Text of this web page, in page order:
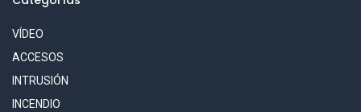
VÍDEO
ACCESOS
INTRUSIÓN
INCENDIO